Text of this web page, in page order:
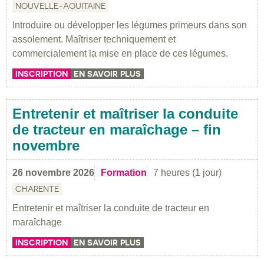
NOUVELLE-AQUITAINE
Introduire ou développer les légumes primeurs dans son
assolement. Maîtriser techniquement et
commercialement la mise en place de ces légumes.
INSCRIPTION EN SAVOIR PLUS
Entretenir et maîtriser la conduite
de tracteur en maraîchage – fin
novembre
26 novembre 2026 Formation 7 heures (1 jour)
CHARENTE
Entretenir et maîtriser la conduite de tracteur en
maraîchage
INSCRIPTION EN SAVOIR PLUS